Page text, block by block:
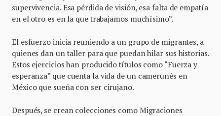
supervivencia. Esa pérdida de visión, esa falta de empatía
en el otro es en la que trabajamos muchísimo”.
El esfuerzo inicia reuniendo a un grupo de migrantes, a
quienes dan un taller para que puedan hilar sus historias.
Estos ejercicios han producido títulos como “Fuerza y
esperanza” que cuenta la vida de un camerunés en
México que sueña con ser cirujano.
Después, se crean colecciones como Migraciones